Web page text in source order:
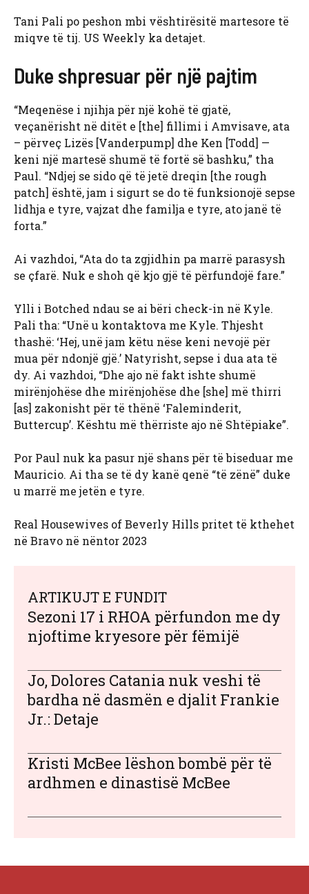
Tani Pali po peshon mbi vështirësitë martesore të
miqve të tij. US Weekly ka detajet.
Duke shpresuar për një pajtim
“Meqenëse i njihja për një kohë të gjatë,
veçanërisht në ditët e [the] fillimi i Amvisave, ata
– përveç Lizës [Vanderpump] dhe Ken [Todd] —
keni një martesë shumë të fortë së bashku,” tha
Paul. “Ndjej se sido që të jetë dreqin [the rough
patch] është, jam i sigurt se do të funksionojë sepse
lidhja e tyre, vajzat dhe familja e tyre, ato janë të
forta.”
Ai vazhdoi, “Ata do ta zgjidhin pa marrë parasysh
se çfarë. Nuk e shoh që kjo gjë të përfundojë fare.”
Ylli i Botched ndau se ai bëri check-in në Kyle.
Pali tha: “Unë u kontaktova me Kyle. Thjesht
thashë: ‘Hej, unë jam këtu nëse keni nevojë për
mua për ndonjë gjë.’ Natyrisht, sepse i dua ata të
dy. Ai vazhdoi, “Dhe ajo në fakt ishte shumë
mirënjohëse dhe mirënjohëse dhe [she] më thirri
[as] zakonisht për të thënë ‘Faleminderit,
Buttercup’. Kështu më thërriste ajo në Shtëpiake”.
Por Paul nuk ka pasur një shans për të biseduar me
Mauricio. Ai tha se të dy kanë qenë “të zënë” duke
u marrë me jetën e tyre.
Real Housewives of Beverly Hills pritet të kthehet
në Bravo në nëntor 2023
ARTIKUJT E FUNDIT
Sezoni 17 i RHOA përfundon me dy
njoftime kryesore për fëmijë
Jo, Dolores Catania nuk veshi të
bardha në dasmën e djalit Frankie
Jr.: Detaje
Kristi McBee lëshon bombë për të
ardhmen e dinastisë McBee